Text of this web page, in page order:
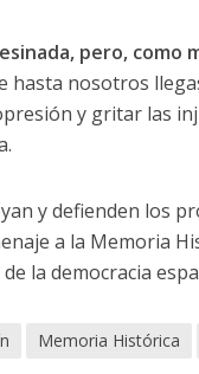
pero, como
hasta nosotros
y gritar las
y defienden los
a la Memoria
la democracia
Memoria Histórica